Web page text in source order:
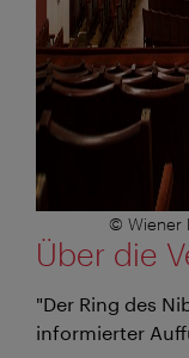
© Wiener
Über die
"Der Ring des
informierter